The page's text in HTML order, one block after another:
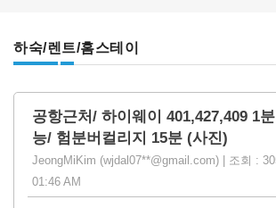
하숙/렌트/홈스테이
공항근처/ 하이웨이 401,427,409 1
능/ 험분버컬리지 15분 (사진)
JeongMiKim (wjdal07**@gmail.com) | 조회 :
01:46 AM